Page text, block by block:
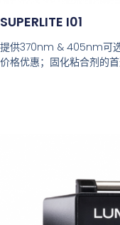
SUPERLITE I01
提供370nm & 405nm可选
价格优惠；固化粘合剂的